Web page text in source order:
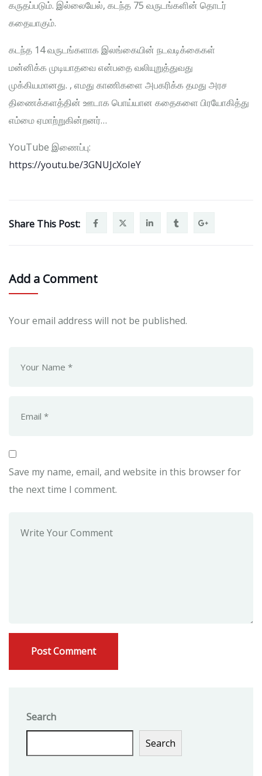
கருதப்படும். இல்லையேல், கடந்த 75 வருடங்களின் தொடர்
கதையாகும்.
கடந்த 14 வருடங்களாக இலங்கையின் நடவடிக்கைகள்
மன்னிக்க முடியாதவை என்பதை வலியுறுத்துவது
முக்கியமானது. , எமது காணிகளை அபகரிக்க தமது அரச
திணைக்களத்தின் ஊடாக பொய்யான கதைகளை பிரயோகித்து
எம்மை ஏமாற்றுகின்றனர்…
YouTube இணைப்பு:
https://youtu.be/3GNUJcXoIeY
Share This Post:
Add a Comment
Your email address will not be published.
Save my name, email, and website in this browser for
the next time I comment.
Search
Search